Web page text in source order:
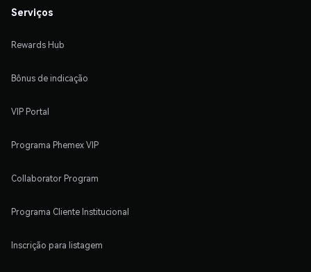
Serviços
Rewards Hub
Bônus de indicação
VIP Portal
Programa Phemex VIP
Collaborator Program
Programa Cliente Institucional
Inscrição para listagem